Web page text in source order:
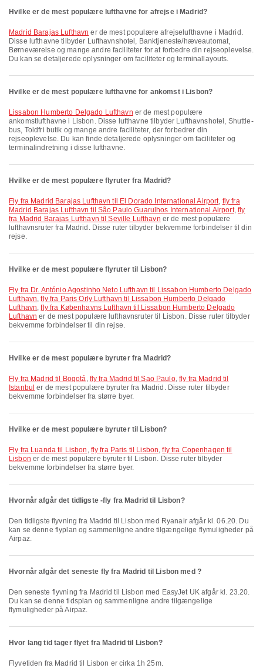
Hvilke er de mest populære lufthavne for afrejse i Madrid?
Madrid Barajas Lufthavn er de mest populære afrejselufthavne i Madrid.
Disse lufthavne tilbyder Lufthavnshotel, Banktjeneste/hæveautomat,
Børneværelse og mange andre faciliteter for at forbedre din rejseoplevelse.
Du kan se detaljerede oplysninger om faciliteter og terminallayouts.
Hvilke er de mest populære lufthavne for ankomst i Lisbon?
Lissabon Humberto Delgado Lufthavn er de mest populære
ankomstlufthavne i Lisbon. Disse lufthavne tilbyder Lufthavnshotel, Shuttle-
bus, Toldfri butik og mange andre faciliteter, der forbedrer din
rejseoplevelse. Du kan finde detaljerede oplysninger om faciliteter og
terminalindretning i disse lufthavne.
Hvilke er de mest populære flyruter fra Madrid?
fly fra Madrid Barajas Lufthavn til El Dorado International Airport, fly fra
Madrid Barajas Lufthavn til São Paulo Guarulhos International Airport, fly
fra Madrid Barajas Lufthavn til Seville Lufthavn er de mest populære
lufthavnsruter fra Madrid. Disse ruter tilbyder bekvemme forbindelser til din
rejse.
Hvilke er de mest populære flyruter til Lisbon?
fly fra Dr. António Agostinho Neto Lufthavn til Lissabon Humberto Delgado
Lufthavn,fly fra Paris Orly Lufthavn til Lissabon Humberto Delgado
Lufthavn,fly fra Københavns Lufthavn til Lissabon Humberto Delgado
Lufthavn er de mest populære lufthavnsruter til Lisbon. Disse ruter tilbyder
bekvemme forbindelser til din rejse.
Hvilke er de mest populære byruter fra Madrid?
fly fra Madrid til Bogotá, fly fra Madrid til Sao Paulo, fly fra Madrid til
Istanbul er de mest populære byruter fra Madrid. Disse ruter tilbyder
bekvemme forbindelser fra større byer.
Hvilke er de mest populære byruter til Lisbon?
fly fra Luanda til Lisbon , fly fra Paris til Lisbon,fly fra Copenhagen til
Lisbon er de mest populære byruter til Lisbon. Disse ruter tilbyder
bekvemme forbindelser fra større byer.
Hvornår afgår det tidligste -fly fra Madrid til Lisbon?
Den tidligste flyvning fra Madrid til Lisbon med Ryanair afgår kl. 06.20. Du
kan se denne flyplan og sammenligne andre tilgængelige flymuligheder på
Airpaz.
Hvornår afgår det seneste fly fra Madrid til Lisbon med ?
Den seneste flyvning fra Madrid til Lisbon med EasyJet UK afgår kl. 23.20.
Du kan se denne tidsplan og sammenligne andre tilgængelige
flymuligheder på Airpaz.
Hvor lang tid tager flyet fra Madrid til Lisbon?
Flyvetiden fra Madrid til Lisbon er cirka 1h 25m.